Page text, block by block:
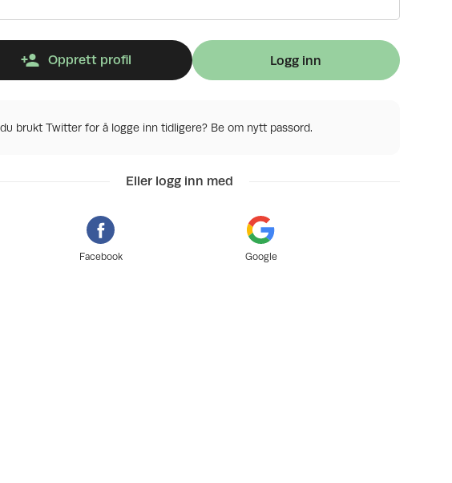
Opprett profil Logg inn
brukt Twitter for å logge inn tidligere? Be om nytt passord.
Eller logg inn med
Facebook Google